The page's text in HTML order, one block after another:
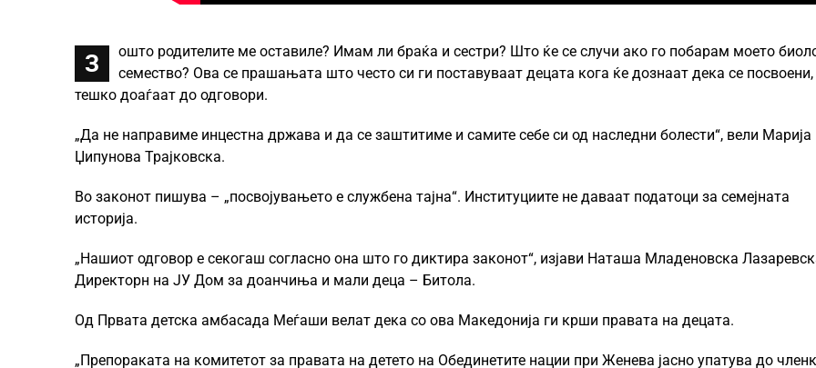
З
ошто родителите ме оставиле? Имам ли браќа и сестри? Што ќе се случи ако го побарам моето
семество? Ова се прашањата што често си ги поставуваат децата кога ќе дознаат дека се
тешко доаѓаат до одговори.
„Да не направиме инцестна држава и да се заштитиме и самите себе си од наследни болести“, вели Марија
Џипунова Трајковска.
Во законот пишува – „посвојувањето е службена тајна“. Институциите не даваат податоци за семејната
историја.
„Нашиот одговор е секогаш согласно она што го диктира законот“, изјави Наташа Младеновска
Директорн на ЈУ Дом за доанчиња и мали деца – Битола.
Од Првата детска амбасада Меѓаши велат дека со ова Македонија ги крши правата на децата.
„Препораката на комитетот за правата на детето на Обединетите нации при Женева јасно упатува до